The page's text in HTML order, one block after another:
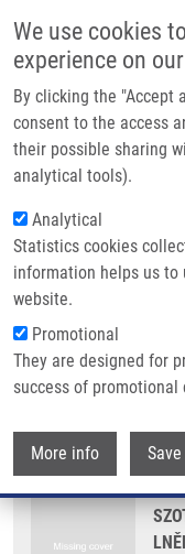
We use cookies
experience on
By clicking the "Accept
consent to the access
their possible sharing
analytical tools).
Analytical
Statistics cookies
information helps us to
website.
Promotional
They are designed for
success of promotional
More info
Drobečková
Domů
The Inhibitory Effects
humulene On The
And Human Liver In Vitro
The
and α-
the main
in rat and